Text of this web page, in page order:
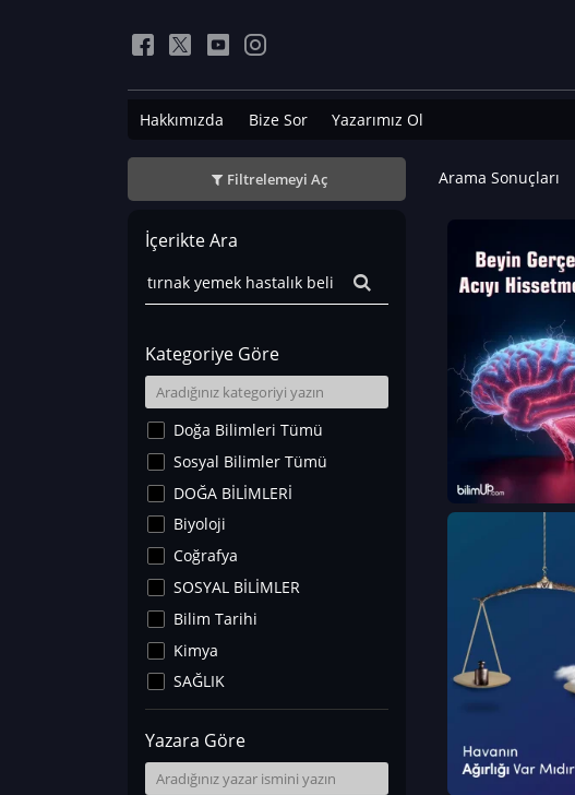
Hakkımızda Bize Sor Yazarımız Ol
Filtrelemeyi Aç
İçerikte Ara
Kategoriye Göre
Doğa Bilimleri Tümü
Sosyal Bilimler Tümü
DOĞA BİLİMLERİ
Biyoloji
Coğrafya
SOSYAL BİLİMLER
Bilim Tarihi
Kimya
SAĞLIK
Sanat Tarihi
Fizik
Yer Bilimleri
Yazara Göre
Arama Sonuçları